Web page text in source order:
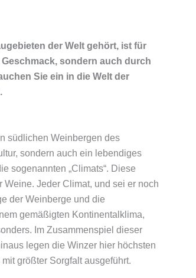
der Welt gehört, ist für
sondern auch durch
Sie ein in die Welt der
südlichen Weinbergen des
sondern auch ein lebendiges
sogenannten „Climats“. Diese
Jeder Climat, und sei er noch
der Weinberge und die
gemäßigten Kontinentalklima,
Im Zusammenspiel dieser
legen die Winzer hier höchsten
größter Sorgfalt ausgeführt.